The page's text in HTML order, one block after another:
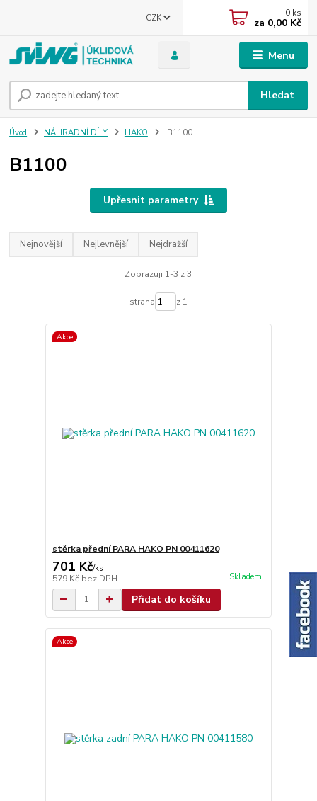
Menu
CZK
Hledat
0 ks
za 0,00 Kč
Úvod NÁHRADNÍ DÍLY HAKO B1100
B1100
Upřesnit parametry
Nejnovější Nejlevnější Nejdražší
Zobrazuji 1-3 z 3
strana z 1
Akce
stěrka přední PARA HAKO PN 00411620
701 Kč/ks
579 Kč bez DPH Skladem
Přidat do košíku
Akce